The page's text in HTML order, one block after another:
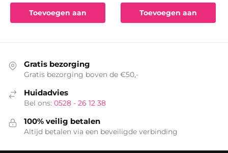
Toevoegen aan Toevoegen aan
Gratis bezorging
Gratis bezorging boven de €50,-
Huidadvies
Bel ons: 0528 - 26 12 38
100% veilig betalen
Altijd betalen via een beveiligde verbinding